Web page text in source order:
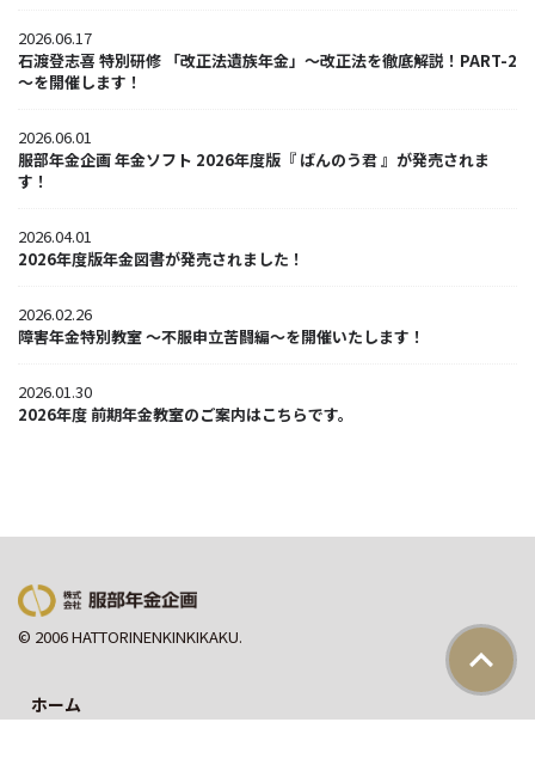
2026.06.17
石渡登志喜 特別研修 「改正法遺族年金」～改正法を徹底解説！PART-2
～を開催します！
2026.06.01
服部年金企画 年金ソフト 2026年度版『 ばんのう君 』が発売されま
す！
2026.04.01
2026年度版年金図書が発売されました！
2026.02.26
障害年金特別教室 ～不服申立苦闘編～を開催いたします！
2026.01.30
2026年度 前期年金教室のご案内はこちらです。
© 2006 HATTORINENKINKIKAKU.
ホーム